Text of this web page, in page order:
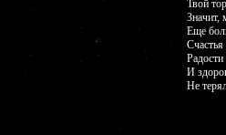
Твой
Значит,
Еще
Счастья
Радости
И
Не